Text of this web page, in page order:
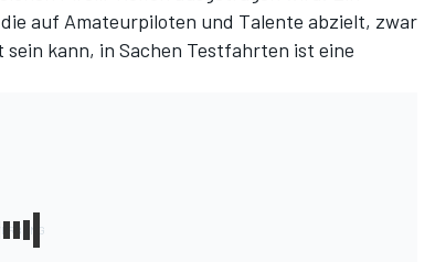
auf Amateurpiloten und Talente abzielt, zwar
kann, in Sachen Testfahrten ist eine